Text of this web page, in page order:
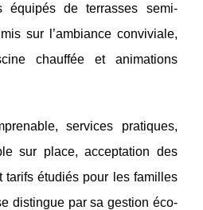
équipés de terrasses semi-
sur l’ambiance conviviale,
chauffée et animations
services pratiques,
sur place, acceptation des
tarifs étudiés pour les familles
distingue par sa gestion éco-